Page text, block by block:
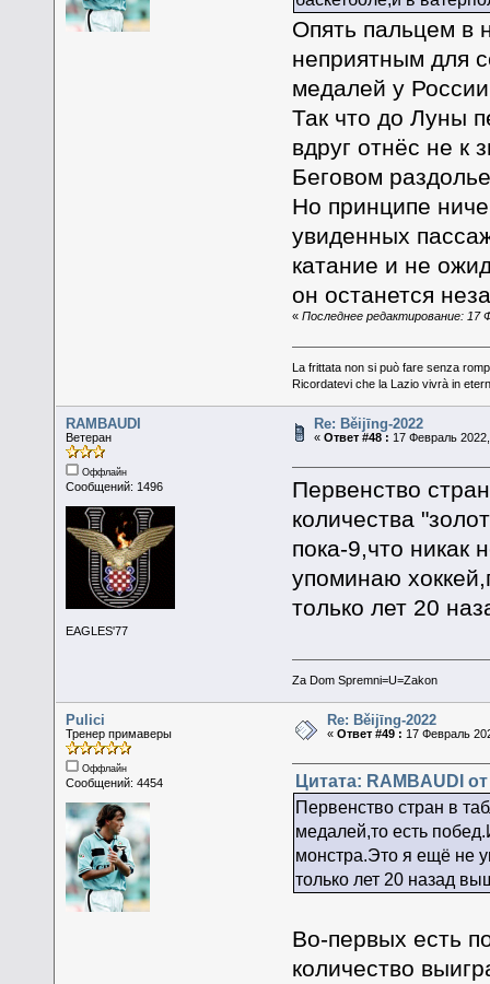
Опять пальцем в
неприятным для
медалей у
Так что до Луны
вдруг отнёс не к
Беговом
Но принципе
увиденных
катание и не
он останется
« Последнее редактирование: 17
La frittata non si può fare senza
Ricordatevi che la Lazio vivrà in
RAMBAUDI
Ветеран
Оффлайн
Сообщений: 1496
EAGLES'77
Re: Běijīng-2022
«Ответ #48 : 17 Февраль
Первенство
количества
пока-9,что никак
упоминаю
только лет 20
Za Dom Spremni=U=Zakon
Pulici
Тренер примаверы
Оффлайн
Сообщений: 4454
Re: Běijīng-2022
«Ответ #49 : 17 Февраль
Цитата: RAMBAUDI
Первенство стран в
медалей,то есть
монстра.Это я ещё не
только лет 20 назад
Во-первых есть
количество